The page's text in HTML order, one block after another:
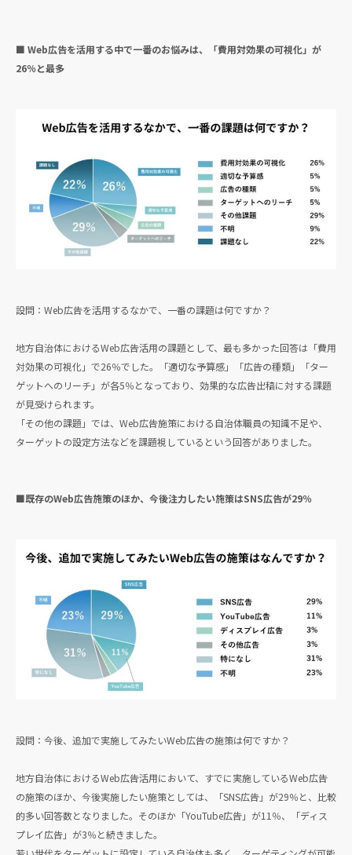
■ Web広告を活用する中で一番のお悩みは、「費用対効果の可視化」が
26％と最多
設問：Web広告を活用するなかで、一番の課題は何ですか？
地方自治体におけるWeb広告活用の課題として、最も多かった回答は「費用
対効果の可視化」で26％でした。「適切な予算感」「広告の種類」「ター
ゲットへのリーチ」が各5％となっており、効果的な広告出稿に対する課題
が見受けられます。
「その他の課題」では、Web広告施策における自治体職員の知識不足や、
ターゲットの設定方法などを課題視しているという回答がありました。
■既存のWeb広告施策のほか、今後注力したい施策はSNS広告が29％
設問：今後、追加で実施してみたいWeb広告の施策は何ですか？
地方自治体におけるWeb広告活用において、すでに実施しているWeb広告
の施策のほか、今後実施したい施策としては、「SNS広告」が29％と、比較
的多い回答数となりました。そのほか「YouTube広告」が11％、「ディス
プレイ広告」が3％と続きました。